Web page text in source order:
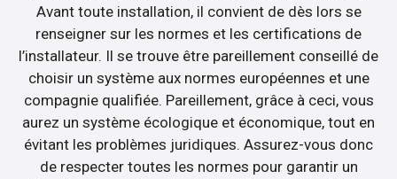
Avant toute installation, il convient de dès lors se
renseigner sur les normes et les certifications de
l’installateur. Il se trouve être pareillement conseillé de
choisir un système aux normes européennes et une
compagnie qualifiée. Pareillement, grâce à ceci, vous
aurez un système écologique et économique, tout en
évitant les problèmes juridiques. Assurez-vous donc
de respecter toutes les normes pour garantir un